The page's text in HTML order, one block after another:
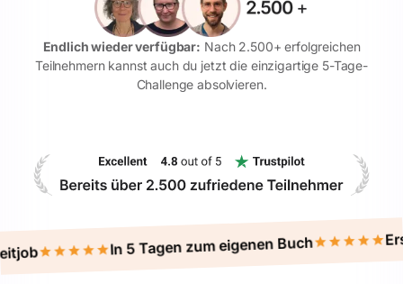
Endlich wieder verfügbar: Nach 2.500+ erfolgreichen
Teilnehmern kannst auch du jetzt die einzigartige 5-Tage-
Challenge absolvieren.
In 5 Tagen zum eigenen Buch Erster